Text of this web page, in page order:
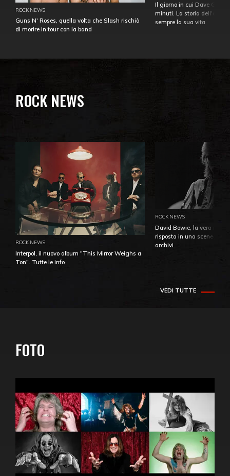
ROCK NEWS
Guns N' Roses, quella volta che Slash rischiò
di morire in tour con la band
Il giorno in cui Dave
minuti. La storia
sempre la sua vita
ROCK NEWS
ROCK NEWS
Interpol, il nuovo album "This Mirror Weighs a
Ton". Tutte le info
ROCK NEWS
David Bowie, la vera
risposta in una
archivi
VEDI TUTTE
FOTO